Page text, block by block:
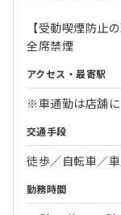
【受動喫煙防止
全席禁煙
アクセス・最寄駅
※車通勤は店舗
交通手段
徒歩／自転車／
勤務時間